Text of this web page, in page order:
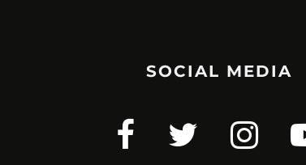
SOCIAL MEDIA